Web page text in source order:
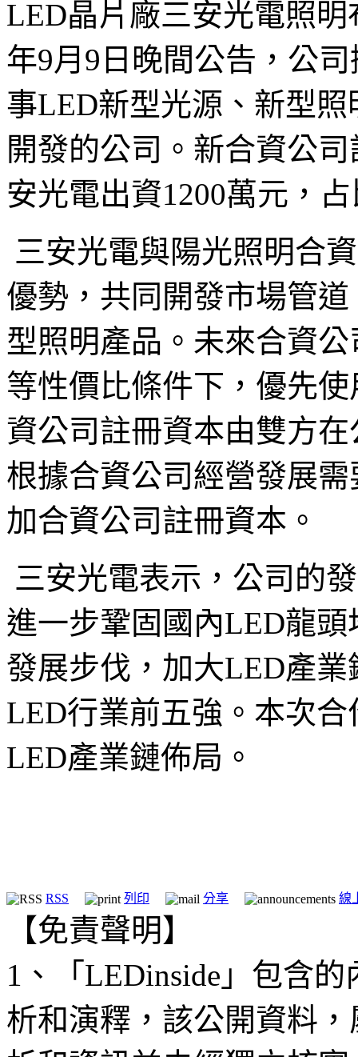
LED晶片廠三安光電照
年9月 9 日晚間公告，公
事LED新型光源、新型
開發的公司。新合資公
安光電出資1200萬元，占
三安光電與陽光照明合
優勢，共同開發市場管
型照明產品。未來合資
等性價比條件下，優先
資公司註冊資本由雙方
根據合資公司經營發展
加合資公司註冊資本。
三安光電表示，公司的
進一步鞏固國內LED龍頭
發展步伐，加大LED產業
LED行業前五強。本次
LED產業鏈佈局。
RSS 列印 分享 線
【免責聲明】
1、「LEDinside」包含
析和演釋，該公開資料